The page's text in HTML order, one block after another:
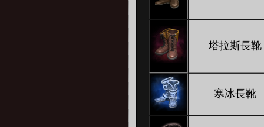
塔拉斯長靴
寒冰長靴